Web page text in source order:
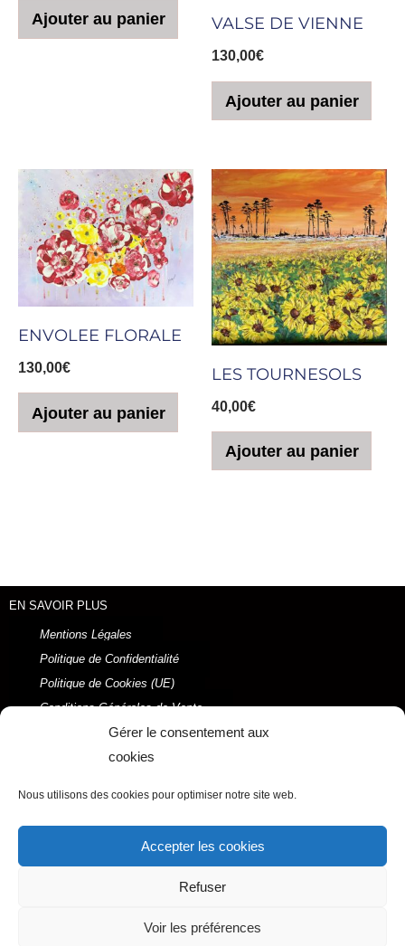
Gérer le consentement aux
cookies
Nous utilisons des cookies pour optimiser notre site web.
Accepter les cookies
Refuser
Voir les préférences
Ajouter au panier VALSE DE VIENNE
130,00€
Ajouter au panier
ENVOLEE FLORALE
130,00€
Ajouter au panier
LES TOURNESOLS
40,00€
Ajouter au panier
EN SAVOIR PLUS
Mentions Légales
Politique de Confidentialité
Politique de Cookies (UE)
Conditions Générales de Vente
2021 © Ysabel LAFFITTE
Réalisé par ORSON Marketing Digital
Menu
a
I
n
s
a
P
i
e
o